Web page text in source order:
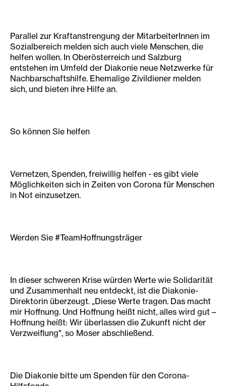
Parallel zur Kraftanstrengung der MitarbeiterInnen im
Sozialbereich melden sich auch viele Menschen, die
helfen wollen. In Oberösterreich und Salzburg
entstehen im Umfeld der Diakonie neue Netzwerke für
Nachbarschaftshilfe. Ehemalige Zivildiener melden
sich, und bieten ihre Hilfe an.
So können Sie helfen
Vernetzen, Spenden, freiwillig helfen - es gibt viele
Möglichkeiten sich in Zeiten von Corona für Menschen
in Not einzusetzen.
Werden Sie #TeamHoffnungsträger
In dieser schweren Krise würden Werte wie Solidarität
und Zusammenhalt neu entdeckt, ist die Diakonie-
Direktorin überzeugt. „Diese Werte tragen. Das macht
mir Hoffnung. Und Hoffnung heißt nicht, alles wird gut –
Hoffnung heißt: Wir überlassen die Zukunft nicht der
Verzweiflung", so Moser abschließend.
Die Diakonie bitte um Spenden für den Corona-